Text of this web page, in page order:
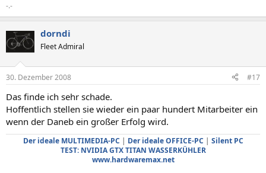
-.-
dorndi
Fleet Admiral
30. Dezember 2008 #17
Das finde ich sehr schade.
Hoffentlich stellen sie wieder ein paar hundert Mitarbeiter ein
wenn der Daneb ein großer Erfolg wird.
Der ideale MULTIMEDIA-PC | Der ideale OFFICE-PC | Silent PC
TEST: NVIDIA GTX TITAN WASSERKÜHLER
www.hardwaremax.net